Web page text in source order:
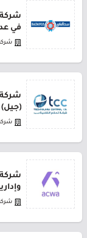
شركة
في
شركة
(جيل)
شركة
شركة